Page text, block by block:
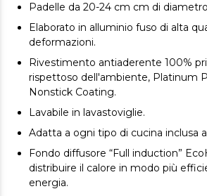
Padelle da 20-24 cm cm di
Elaborato in alluminio fuso di alta
deformazioni.
Rivestimento antiaderente 100%
rispettoso dell'ambiente, Platinum
Nonstick Coating.
Lavabile in lavastoviglie.
Adatta a ogni tipo di cucina inclusa
Fondo diffusore “Full induction”
distribuire il calore in modo più
energia.